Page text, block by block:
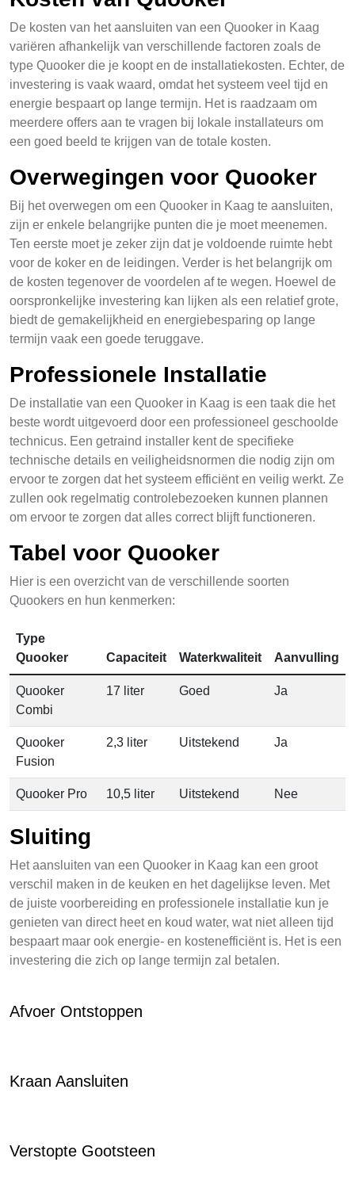
De kosten van het aansluiten van een Quooker in Kaag
variëren afhankelijk van verschillende factoren zoals de
type Quooker die je koopt en de installatiekosten. Echter, de
investering is vaak waard, omdat het systeem veel tijd en
energie bespaart op lange termijn. Het is raadzaam om
meerdere offers aan te vragen bij lokale installateurs om
een goed beeld te krijgen van de totale kosten.
Overwegingen voor Quooker
Bij het overwegen om een Quooker in Kaag te aansluiten,
zijn er enkele belangrijke punten die je moet meenemen.
Ten eerste moet je zeker zijn dat je voldoende ruimte hebt
voor de koker en de leidingen. Verder is het belangrijk om
de kosten tegenover de voordelen af te wegen. Hoewel de
oorspronkelijke investering kan lijken als een relatief grote,
biedt de gemakelijkheid en energiebesparing op lange
termijn vaak een goede teruggave.
Professionele Installatie
De installatie van een Quooker in Kaag is een taak die het
beste wordt uitgevoerd door een professioneel geschoolde
technicus. Een getraind installer kent de specifieke
technische details en veiligheidsnormen die nodig zijn om
ervoor te zorgen dat het systeem efficiënt en veilig werkt. Ze
zullen ook regelmatig controlebezoeken kunnen plannen
om ervoor te zorgen dat alles correct blijft functioneren.
Tabel voor Quooker
Hier is een overzicht van de verschillende soorten
Quookers en hun kenmerken:
Type
Quooker
Capaciteit Waterkwaliteit Aanvulling
Quooker
Combi
17 liter Goed Ja
Quooker
Fusion
2,3 liter Uitstekend Ja
Quooker Pro 10,5 liter Uitstekend Nee
Sluiting
Het aansluiten van een Quooker in Kaag kan een groot
verschil maken in de keuken en het dagelijkse leven. Met
de juiste voorbereiding en professionele installatie kun je
genieten van direct heet en koud water, wat niet alleen tijd
bespaart maar ook energie- en kostenefficiënt is. Het is een
investering die zich op lange termijn zal betalen.
Afvoer Ontstoppen
Kraan Aansluiten
Verstopte Gootsteen